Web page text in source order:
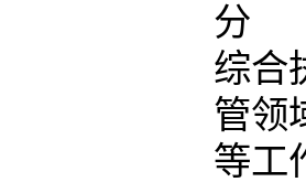
分
综合
管领
等工